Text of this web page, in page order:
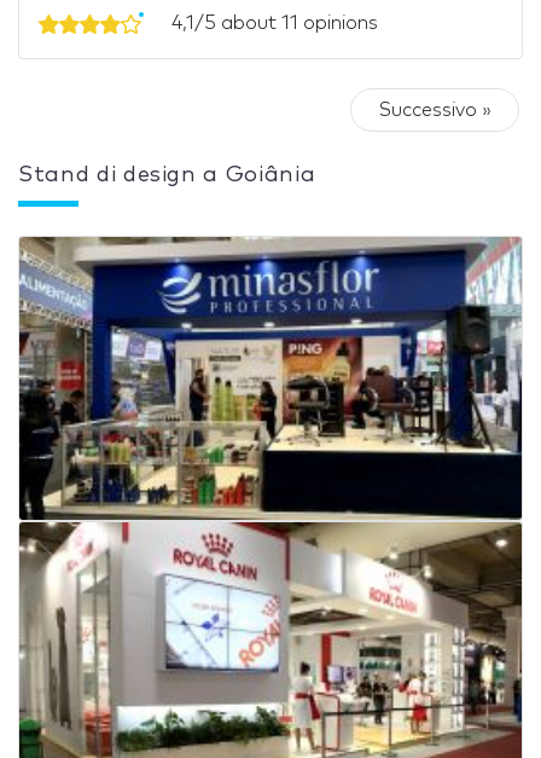
4,1/5 about 11 opinions
Successivo »
Stand di design a Goiânia